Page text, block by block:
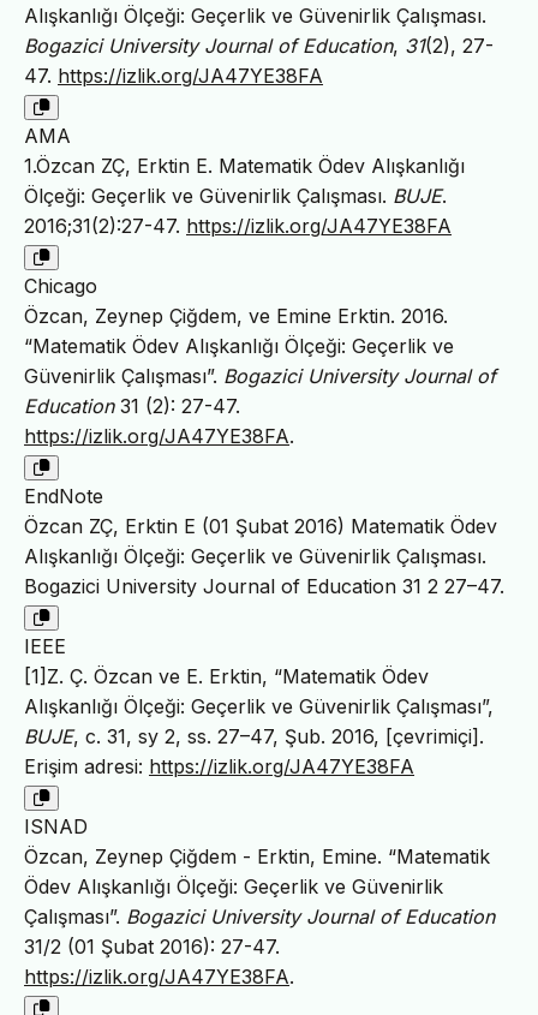
Alışkanlığı Ölçeği: Geçerlik ve Güvenirlik Çalışması.
Bogazici University Journal of Education, 31(2), 27-
47. https://izlik.org/JA47YE38FA
AMA
1.Özcan ZÇ, Erktin E. Matematik Ödev Alışkanlığı
Ölçeği: Geçerlik ve Güvenirlik Çalışması. BUJE.
2016;31(2):27-47. https://izlik.org/JA47YE38FA
Chicago
Özcan, Zeynep Çiğdem, ve Emine Erktin. 2016.
“Matematik Ödev Alışkanlığı Ölçeği: Geçerlik ve
Güvenirlik Çalışması”. Bogazici University Journal of
Education31 (2): 27-47.
https://izlik.org/JA47YE38FA.
EndNote
Özcan ZÇ, Erktin E (01 Şubat 2016) Matematik Ödev
Alışkanlığı Ölçeği: Geçerlik ve Güvenirlik Çalışması.
Bogazici University Journal of Education 31 2 27–47.
IEEE
[1]Z. Ç. Özcan ve E. Erktin, “Matematik Ödev
Alışkanlığı Ölçeği: Geçerlik ve Güvenirlik Çalışması”,
BUJE, c. 31, sy 2, ss. 27–47, Şub. 2016, [çevrimiçi].
Erişim adresi: https://izlik.org/JA47YE38FA
ISNAD
Özcan, Zeynep Çiğdem - Erktin, Emine. “Matematik
Ödev Alışkanlığı Ölçeği: Geçerlik ve Güvenirlik
Çalışması”. Bogazici University Journal of Education
31/2 (01 Şubat 2016): 27-47.
https://izlik.org/JA47YE38FA.